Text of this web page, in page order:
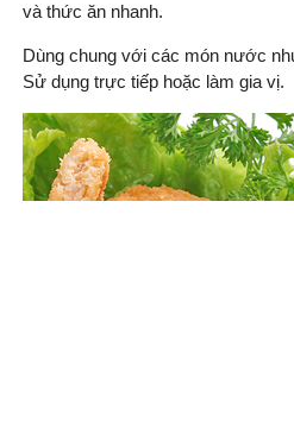
và thức ăn nhanh.
Dùng chung với các món nước
Sử dụng trực tiếp hoặc làm gia vị.